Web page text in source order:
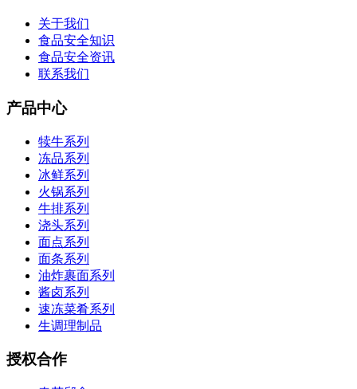
关于我们
食品安全知识
食品安全资讯
联系我们
产品中心
犊牛系列
冻品系列
冰鲜系列
火锅系列
牛排系列
浇头系列
面点系列
面条系列
油炸裹面系列
酱卤系列
速冻菜肴系列
生调理制品
授权合作